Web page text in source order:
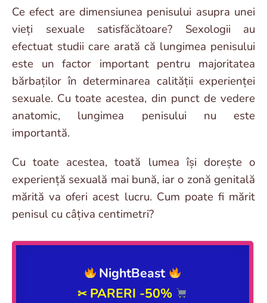
Ce efect are dimensiunea penisului asupra unei
vieți sexuale satisfăcătoare? Sexologii au
efectuat studii care arată că lungimea penisului
este un factor important pentru majoritatea
bărbaților în determinarea calității experienței
sexuale. Cu toate acestea, din punct de vedere
anatomic, lungimea penisului nu este
importantă.
Cu toate acestea, toată lumea își dorește o
experiență sexuală mai bună, iar o zonă genitală
mărită va oferi acest lucru. Cum poate fi mărit
penisul cu câțiva centimetri?
NightBeast
✂ PARERI -50%